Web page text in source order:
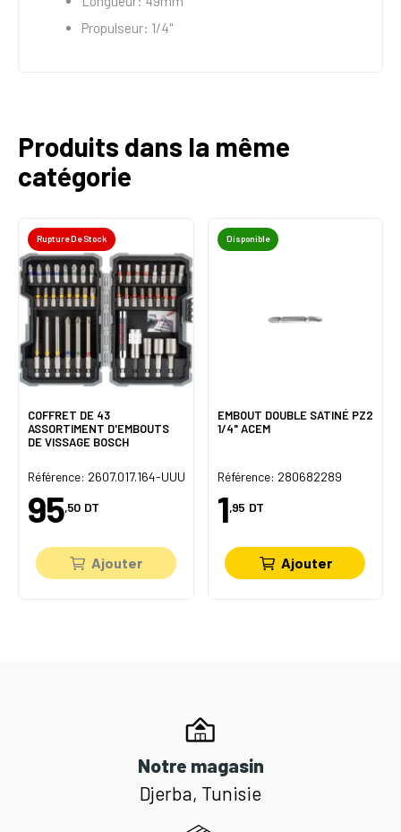
Propulseur: 1/4"
Produits dans la même
catégorie
Rupture De Stock
COFFRET DE 43
ASSORTIMENT D'EMBOUTS
DE VISSAGE BOSCH
Référence: 2607.017.164-UUU
95,50 DT
Ajouter
Disponible
EMBOUT DOUBLE SATINÉ PZ2
1/4" ACEM
Référence: 280682289
1,95 DT
Ajouter
Notre magasin
Djerba, Tunisie